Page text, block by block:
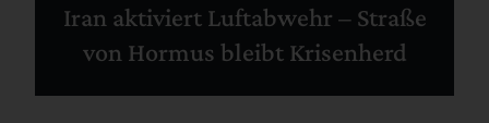
Iran aktiviert Luftabwehr – Straße
von Hormus bleibt Krisenherd